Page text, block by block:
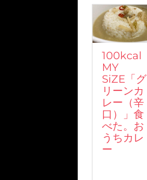
100kcal
MY
SiZE「グ
リーンカ
レー（辛
口）」食
べた。お
うちカレ
ー